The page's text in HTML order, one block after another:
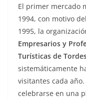
El primer mercado
1994, con motivo
1995, la
Empresarios y
Turísticas de
sistemáticamente
visitantes cada
celebrarse en una